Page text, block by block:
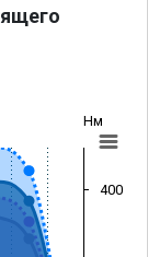
Нм
400